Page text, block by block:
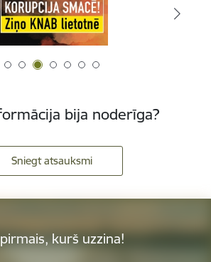
bija noderīga?
Sniegt atsauksmi
kurš uzzina!